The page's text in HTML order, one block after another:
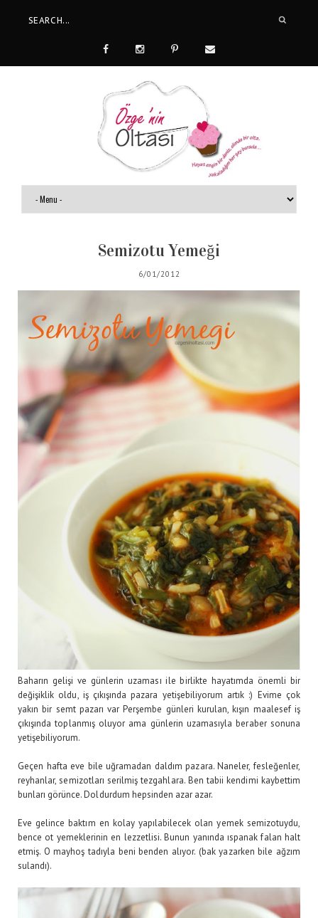
Semizotu Yemeği
6/01/2012
Baharın gelişi ve günlerin uzaması ile birlikte hayatımda önemli bir
değişiklik oldu, iş çıkışında pazara yetişebiliyorum artık :) Evime çok
yakın bir semt pazarı var Perşembe günleri kurulan, kışın maalesef iş
çıkışında toplanmış oluyor ama günlerin uzamasıyla beraber sonuna
yetişebiliyorum.
Geçen hafta eve bile uğramadan daldım pazara. Naneler, fesleğenler,
reyhanlar, semizotları serilmiş tezgahlara. Ben tabii kendimi kaybettim
bunları görünce. Doldurdum hepsinden azar azar.
Eve gelince baktım en kolay yapılabilecek olan yemek semizotuydu,
bence ot yemeklerinin en lezzetlisi. Bunun yanında ıspanak falan halt
etmiş. O mayhoş tadıyla beni benden alıyor. (bak yazarken bile ağzım
sulandı).